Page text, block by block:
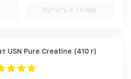
Купить в 1 клик
USN Pure Creatine (410 г)